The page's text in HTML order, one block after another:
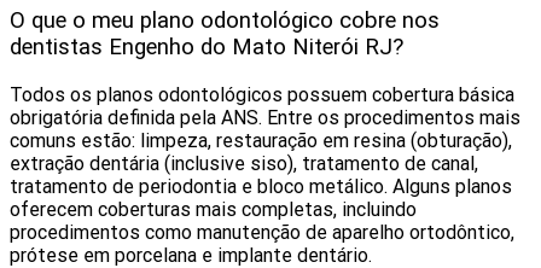
O que o meu plano odontológico cobre nos
dentistas Engenho do Mato Niterói RJ?
Todos os planos odontológicos possuem cobertura básica
obrigatória definida pela ANS. Entre os procedimentos mais
comuns estão: limpeza, restauração em resina (obturação),
extração dentária (inclusive siso), tratamento de canal,
tratamento de periodontia e bloco metálico. Alguns planos
oferecem coberturas mais completas, incluindo
procedimentos como manutenção de aparelho ortodôntico,
prótese em porcelana e implante dentário.